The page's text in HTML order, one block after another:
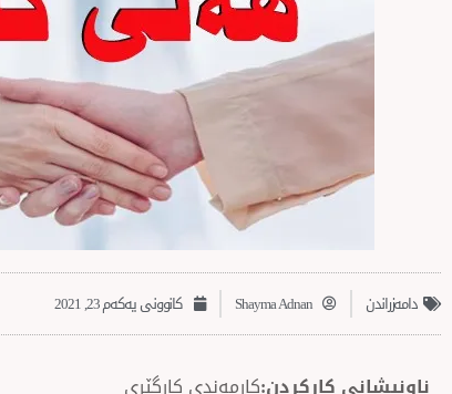
دامەزراندن Shayma Adnan کانوونی یەکەم 23, 2021
ناونیشانی کارکردن:کارمەندی کارگێڕی